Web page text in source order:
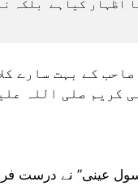
کے بہت سارے
کریم صلی اللہ
عینی” نے درست